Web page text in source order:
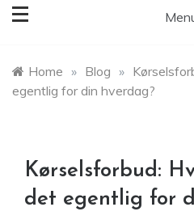
Home » Blog »
egentlig for din hverdag?
Kørselsforbud:
det egentlig for